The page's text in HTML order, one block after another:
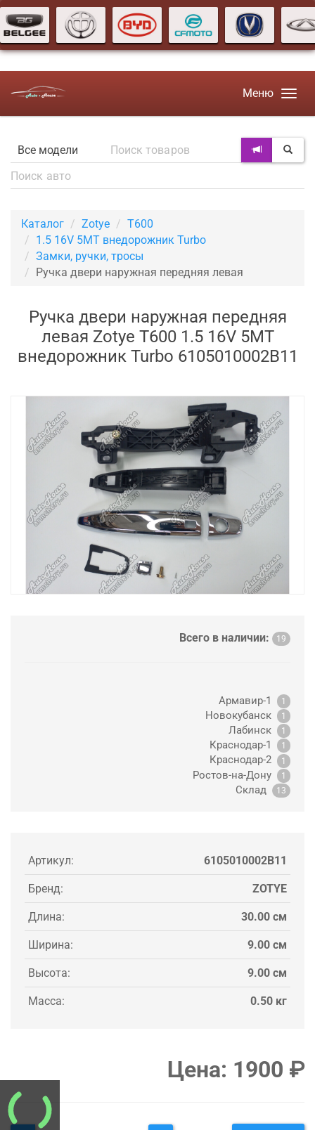
Меню
Каталог Zotye
T600
1.5 16V 5MT внедорожник Turbo
Замки, ручки, тросы
Ручка двери наружная передняя левая
Ручка двери наружная передняя
левая Zotye T600 1.5 16V 5MT
внедорожник Turbo 6105010002B11
Всего в наличии: 19
Армавир-1 1
Новокубанск 1
Лабинск 1
Краснодар-1 1
Краснодар-2 1
Ростов-на-Дону 1
Склад 13
Артикул: 6105010002B11
Бренд: ZOTYE
Длина: 30.00 см
Ширина: 9.00 см
Высота: 9.00 см
Масса: 0.50 кг
Цена: 1900 ₽